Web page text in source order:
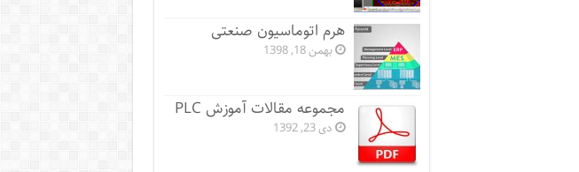
هرم اتوماسیون صنعتی
بهمن 18, 1398
مجموعه مقالات آموزش PLC
دی 23, 1392